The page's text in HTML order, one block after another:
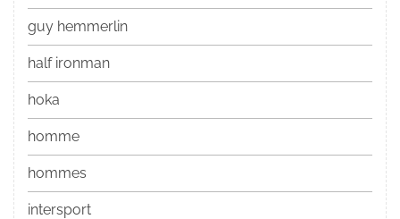
guy hemmerlin
half ironman
hoka
homme
hommes
intersport